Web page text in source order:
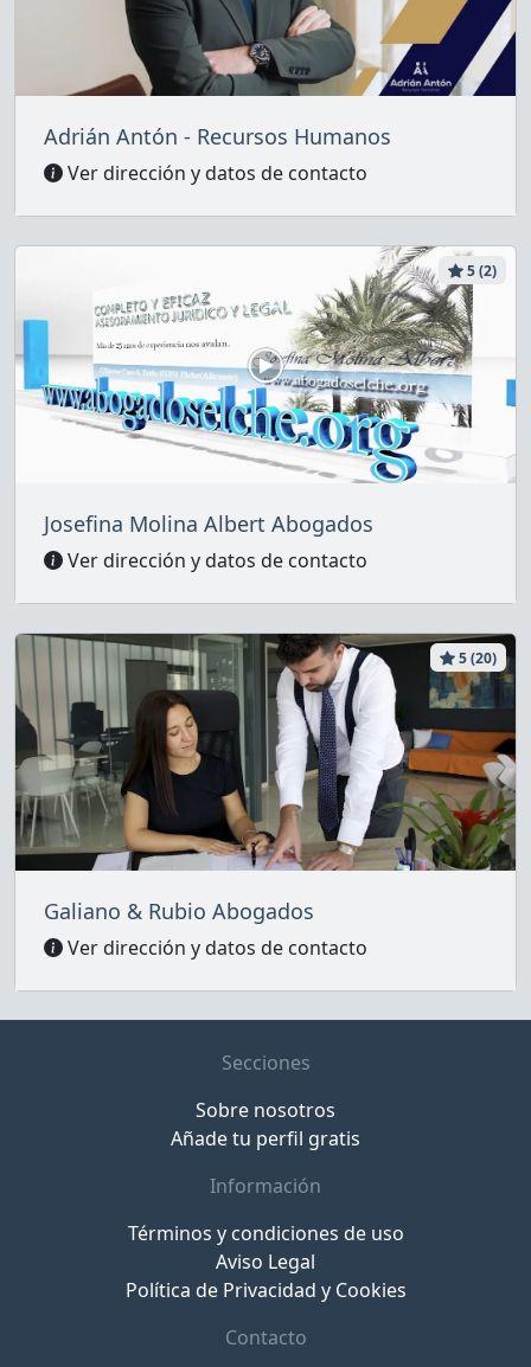
Adrián Antón - Recursos Humanos
Ver dirección y datos de contacto
5 (2)
Josefina Molina Albert Abogados
Ver dirección y datos de contacto
5 (20)
Galiano & Rubio Abogados
Ver dirección y datos de contacto
Secciones
Sobre nosotros
Añade tu perfil gratis
Información
Términos y condiciones de uso
Aviso Legal
Política de Privacidad y Cookies
Contacto